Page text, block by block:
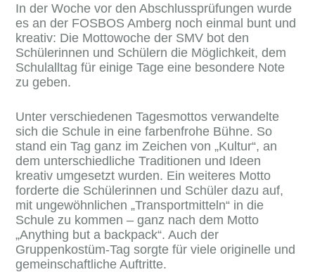
In der Woche vor den Abschlussprüfungen wurde
es an der FOSBOS Amberg noch einmal bunt und
kreativ: Die Mottowoche der SMV bot den
Schülerinnen und Schülern die Möglichkeit, dem
Schulalltag für einige Tage eine besondere Note
zu geben.
Unter verschiedenen Tagesmottos verwandelte
sich die Schule in eine farbenfrohe Bühne. So
stand ein Tag ganz im Zeichen von „Kultur“, an
dem unterschiedliche Traditionen und Ideen
kreativ umgesetzt wurden. Ein weiteres Motto
forderte die Schülerinnen und Schüler dazu auf,
mit ungewöhnlichen „Transportmitteln“ in die
Schule zu kommen – ganz nach dem Motto
„Anything but a backpack“. Auch der
Gruppenkostüm-Tag sorgte für viele originelle und
gemeinschaftliche Auftritte.